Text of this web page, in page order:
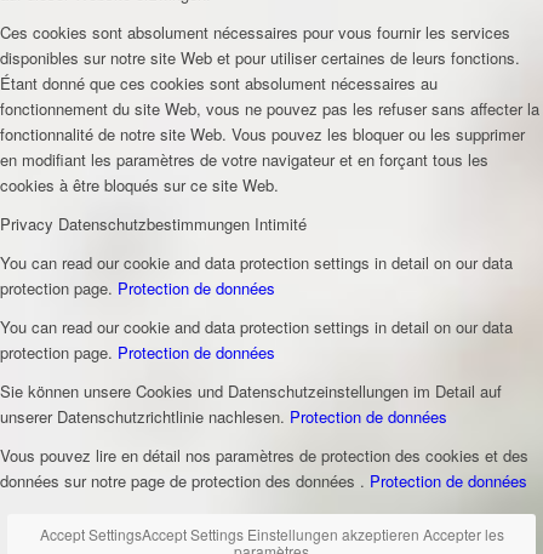
Ces cookies sont absolument nécessaires pour vous fournir les services
disponibles sur notre site Web et pour utiliser certaines de leurs fonctions.
Étant donné que ces cookies sont absolument nécessaires au
fonctionnement du site Web, vous ne pouvez pas les refuser sans affecter la
fonctionnalité de notre site Web. Vous pouvez les bloquer ou les supprimer
en modifiant les paramètres de votre navigateur et en forçant tous les
cookies à être bloqués sur ce site Web.
Privacy Datenschutzbestimmungen Intimité
You can read our cookie and data protection settings in detail on our data
protection page. Protection de données
You can read our cookie and data protection settings in detail on our data
protection page. Protection de données
Sie können unsere Cookies und Datenschutzeinstellungen im Detail auf
unserer Datenschutzrichtlinie nachlesen. Protection de données
Vous pouvez lire en détail nos paramètres de protection des cookies et des
données sur notre page de protection des données . Protection de données
Accept SettingsAccept Settings Einstellungen akzeptieren Accepter les